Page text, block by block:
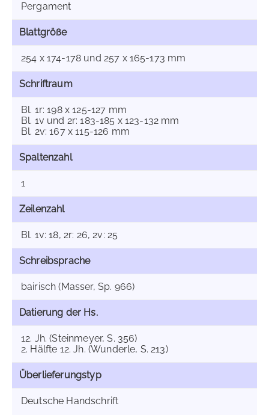
Pergament
Blattgröße
254 x 174-178 und 257 x 165-173 mm
Schriftraum
Bl. 1r: 198 x 125-127 mm
Bl. 1v und 2r: 183-185 x 123-132 mm
Bl. 2v: 167 x 115-126 mm
Spaltenzahl
1
Zeilenzahl
Bl. 1v: 18, 2r: 26, 2v: 25
Schreibsprache
bairisch (Masser, Sp. 966)
Datierung der Hs.
12. Jh. (Steinmeyer, S. 356)
2. Hälfte 12. Jh. (Wunderle, S. 213)
Überlieferungstyp
Deutsche Handschrift